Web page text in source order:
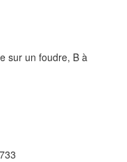
sur un foudre, B à